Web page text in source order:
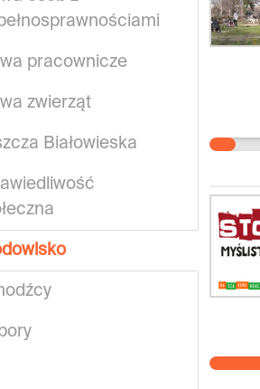
pracownicze
zwierząt
Białowieska